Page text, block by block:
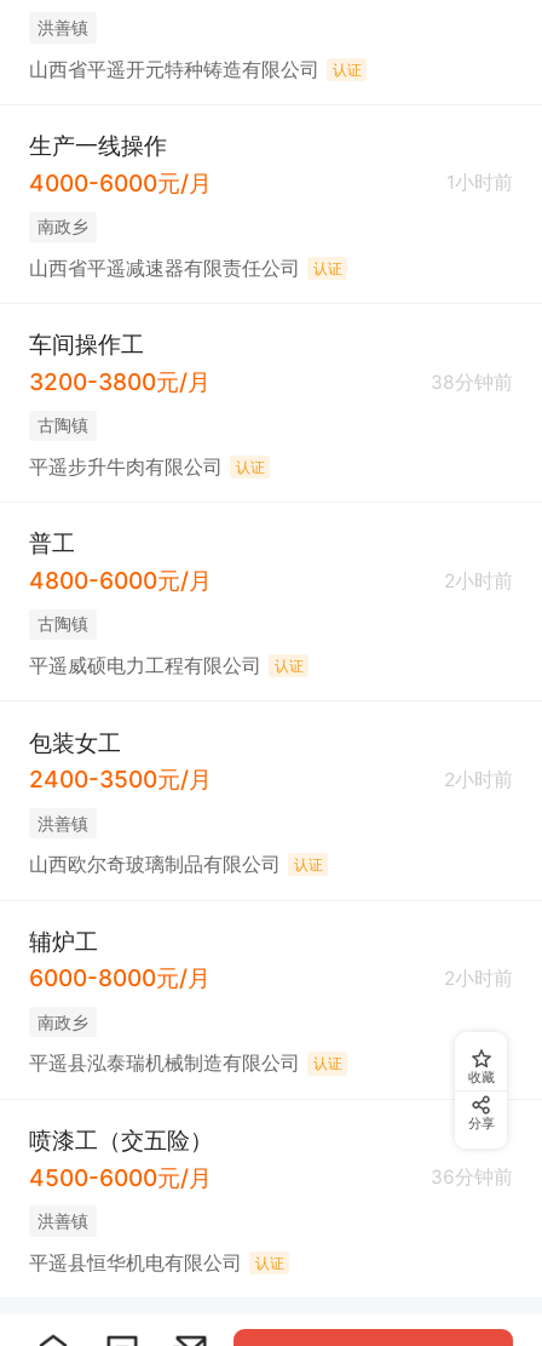
洪善镇
山西省平遥开元特种铸造有限公司 认证
生产一线操作
4000-6000元/月
1小时前
南政乡
山西省平遥减速器有限责任公司 认证
车间操作工
3200-3800元/月
38分钟前
古陶镇
平遥步升牛肉有限公司 认证
普工
4800-6000元/月
2小时前
古陶镇
平遥威硕电力工程有限公司 认证
包装女工
2400-3500元/月
2小时前
洪善镇
山西欧尔奇玻璃制品有限公司 认证
辅炉工
6000-8000元/月
2小时前
南政乡
平遥县泓泰瑞机械制造有限公司 认证
喷漆工（交五险）
4500-6000元/月
36分钟前
洪善镇
平遥县恒华机电有限公司 认证
收藏
分享